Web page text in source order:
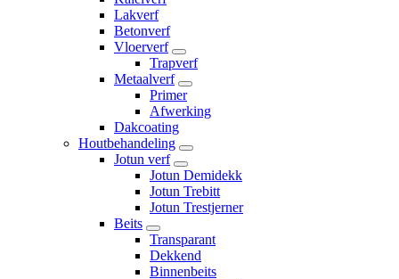
Lakverf
Betonverf
Vloerverf
Trapverf
Metaalverf
Primer
Afwerking
Dakcoating
Houtbehandeling
Jotun verf
Jotun Demidekk
Jotun Trebitt
Jotun Trestjerner
Beits
Transparant
Dekkend
Binnenbeits